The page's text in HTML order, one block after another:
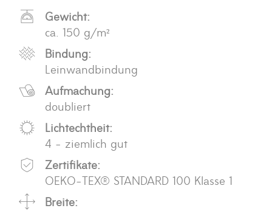
Gewicht:
ca. 150 g/m²
Bindung:
Leinwandbindung
Aufmachung:
doubliert
Lichtechtheit:
4 - ziemlich gut
Zertifikate:
OEKO-TEX® STANDARD 100 Klasse 1
Breite: